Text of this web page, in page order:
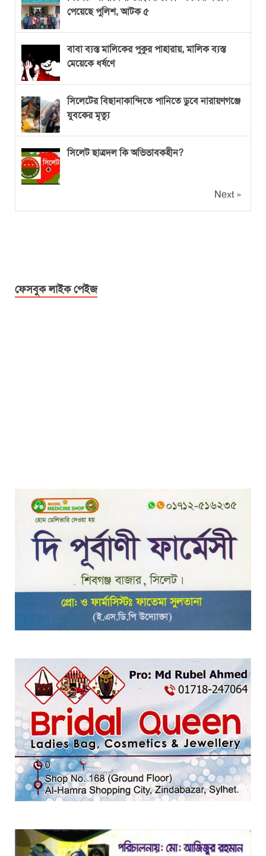
পেয়েছে পুলিশ, আটক ৫
বাবা ব্যস্ত মালিকের পুকুর পাহারায়, মালিক ব্যস্ত
মেয়েকে ধর্ষণে
সিলেটের বিছানাকান্দিতে পানিতে ডুবে নারায়ণগঞ্জে
যুবকের মৃত্যু
সিলেট ছাত্রদল কি অভিভাবকহীন?
Next »
ফেসবুক লাইক পেইজ